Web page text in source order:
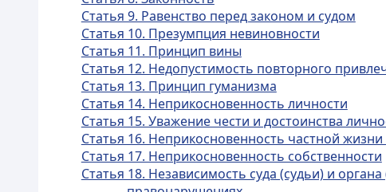
Статья 9. Равенство перед законом и судом
Статья 10. Презумпция невиновности
Статья 11. Принцип вины
Статья 12. Недопустимость повторного
Статья 13. Принцип гуманизма
Статья 14. Неприкосновенность личности
Статья 15. Уважение чести и достоинства
Статья 16. Неприкосновенность частной
Статья 17. Неприкосновенность собственности
Статья 18. Независимость суда (судьи) и